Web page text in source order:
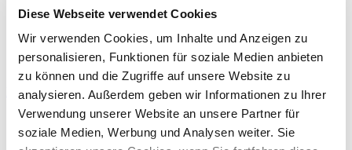
Diese Webseite verwendet Cookies
Wir verwenden Cookies, um Inhalte und Anzeigen zu
personalisieren, Funktionen für soziale Medien anbieten
zu können und die Zugriffe auf unsere Website zu
analysieren. Außerdem geben wir Informationen zu Ihrer
Verwendung unserer Website an unsere Partner für
soziale Medien, Werbung und Analysen weiter. Sie
voncalea » Fr., 28. Aug 2015 15:21
0Antworten
20013 Zugriffe
Letzter Beitrag
calea
Fr., 28. Aug 2015 15:21
Neues Thema
Anzeigen:
Sortiere nach:
Richtung: